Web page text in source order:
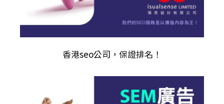
香港seo公司 ，保證排名！